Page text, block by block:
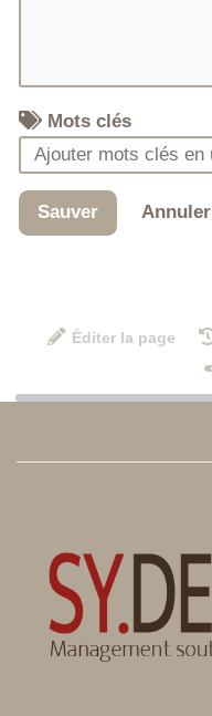
Mots clés
Sauver Annuler
Éditer la page